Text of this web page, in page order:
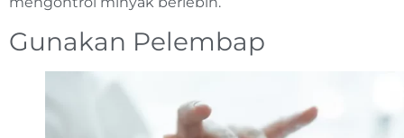
Gunakan Pelembap